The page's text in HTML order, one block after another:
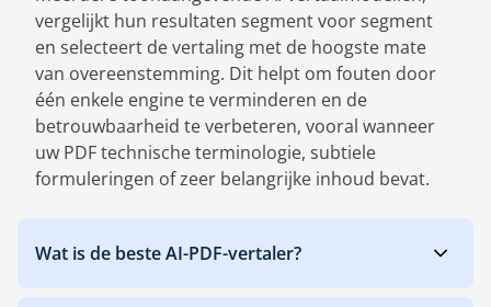
vergelijkt hun resultaten segment voor segment
en selecteert de vertaling met de hoogste mate
van overeenstemming. Dit helpt om fouten door
één enkele engine te verminderen en de
betrouwbaarheid te verbeteren, vooral wanneer
uw PDF technische terminologie, subtiele
formuleringen of zeer belangrijke inhoud bevat.
Wat is de beste AI-PDF-vertaler?